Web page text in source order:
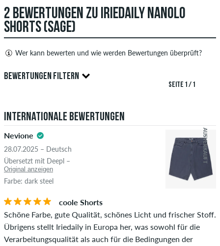
ANTWORT ABSCHICKEN
2 BEWERTUNGEN ZU IRIEDAILY NANOLO
SHORTS (SAGE)
Wer kann bewerten und wie werden Bewertungen überprüft?
Bewertungen abgeben. Diese werden erst nach unserer
beleidigenden oder obszönen Inhalten sowie Bewertungen,
die geltendes Recht oder Urheberrechte verletzen oder Spam
und Fremdwerbung enthalten, werden nicht veröffentlicht.
Die Sternebewertung des Artikels ist der Durchschnitt aller
Bewertungen.
Artikel wirklich gekauft hat, erkennst du am grünen Haken
neben dem Namen mit dem Zusatz "Verifizierter Kauf". Bei
diesen Personen wurde der Kauf anhand ihrer Bestellungen
überprüft. Bei Bewertungen ohne grünen Haken, können wir
BEWERTUNGEN FILTERN
5.0
STERNE
SEITE 1 / 1
Internationale Bewertungen
Nevione
28.07.2025 – Deutsch
Übersetzt mit Deepl –
Original anzeigen
Farbe: dark steel
AUSVERKAUFT
coole Shorts
Schöne Farbe, gute Qualität, schönes Licht und frischer Stoff.
Übrigens stellt Iriedaily in Europa her, was sowohl für die
Verarbeitungsqualität als auch für die Bedingungen der